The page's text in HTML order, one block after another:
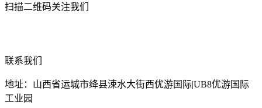
扫描二维码关注我们
联系我们
地址：山西省运城市绛县涑水大街西优游国际|UB8优游国际
工业园